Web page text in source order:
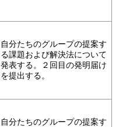
自分たちのグループの提案す
る課題および解決法について
発表する。２回目の発明届け
を提出する。
自分たちのグループの提案す